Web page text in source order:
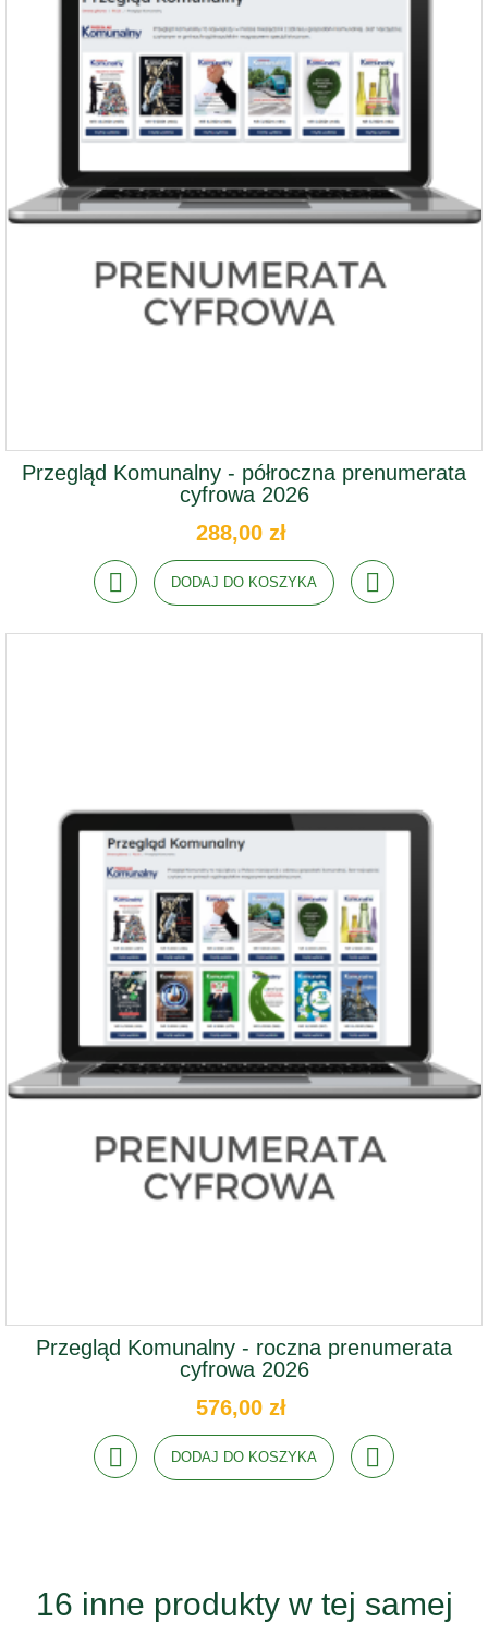
Przegląd Komunalny - półroczna prenumerata
cyfrowa 2026
288,00 zł
DODAJ DO KOSZYKA
Przegląd Komunalny - roczna prenumerata
cyfrowa 2026
576,00 zł
DODAJ DO KOSZYKA
16 inne produkty w tej samej